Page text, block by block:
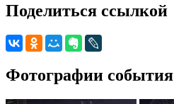
Поделиться ссылкой
Фотографии события